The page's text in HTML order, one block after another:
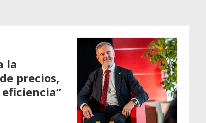
la
precios,